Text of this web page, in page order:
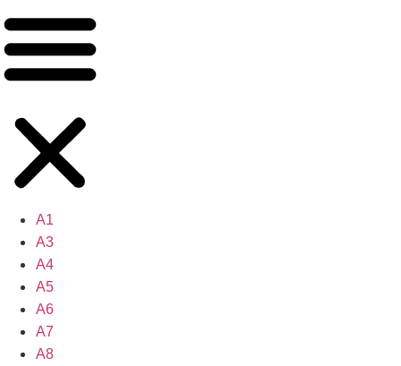
A1
A3
A4
A5
A6
A7
A8